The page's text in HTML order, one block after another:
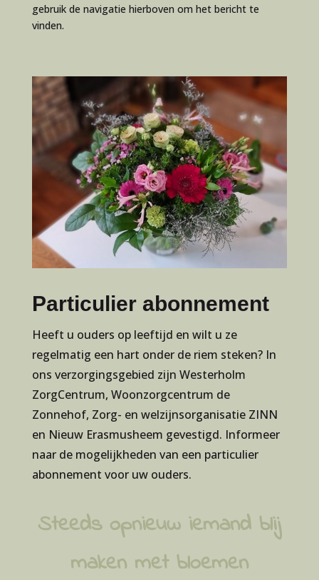
gebruik de navigatie hierboven om het bericht te
vinden.
Particulier abonnement
Heeft u ouders op leeftijd en wilt u ze
regelmatig een hart onder de riem steken? In
ons verzorgingsgebied zijn Westerholm
ZorgCentrum, Woonzorgcentrum de
Zonnehof, Zorg- en welzijnsorganisatie ZINN
en Nieuw Erasmusheem gevestigd. Informeer
naar de mogelijkheden van een particulier
abonnement voor uw ouders.
Steeds opnieuw iemand blij
maken met bloemen